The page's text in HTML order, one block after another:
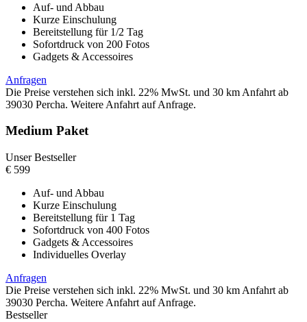
Auf- und Abbau
Kurze Einschulung
Bereitstellung für 1/2 Tag
Sofortdruck von 200 Fotos
Gadgets & Accessoires
Anfragen
Die Preise verstehen sich inkl. 22% MwSt. und 30 km Anfahrt ab
39030 Percha. Weitere Anfahrt auf Anfrage.
Medium Paket
Unser Bestseller
€ 599
Auf- und Abbau
Kurze Einschulung
Bereitstellung für 1 Tag
Sofortdruck von 400 Fotos
Gadgets & Accessoires
Individuelles Overlay
Anfragen
Die Preise verstehen sich inkl. 22% MwSt. und 30 km Anfahrt ab
39030 Percha. Weitere Anfahrt auf Anfrage.
Bestseller